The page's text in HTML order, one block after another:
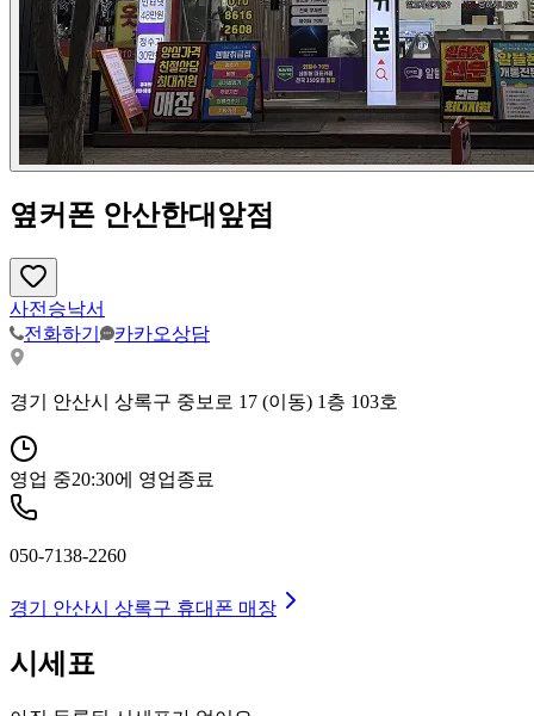
옆커폰 안산한대앞점
사전승낙서
전화하기
카카오상담
경기 안산시 상록구 중보로 17 (이동) 1층 103호
영업 중20:30에 영업종료
050-7138-2260
경기 안산시 상록구 휴대폰 매장
시세표